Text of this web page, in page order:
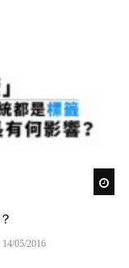
14/05/2016